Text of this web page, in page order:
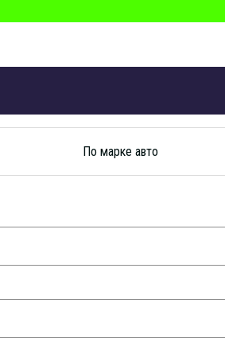
По марке авто